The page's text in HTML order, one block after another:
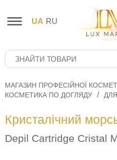
UA RU
МАГАЗИН ПРОФЕСІЙНОЇ
КОСМЕТИКА ПО ДОГЛЯДУ
Кристалічний
Depil Cartridge Cristal